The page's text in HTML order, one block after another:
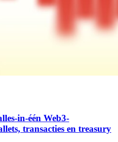
in-één Web3-
transacties en treasury